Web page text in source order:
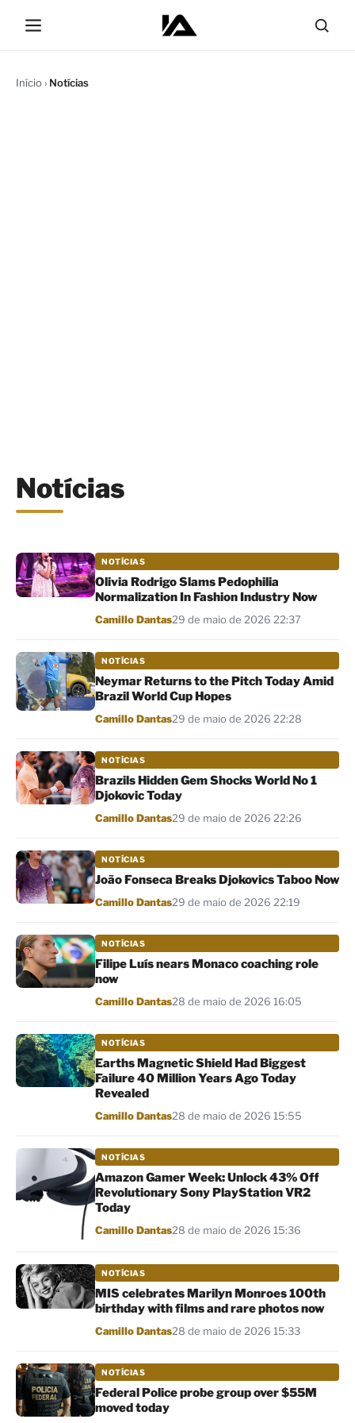
Início› Notícias
Notícias
NOTÍCIAS
Olivia Rodrigo Slams Pedophilia
Normalization In Fashion Industry Now
Por
Camillo Dantas29 de maio de 2026 22:37
NOTÍCIAS
Neymar Returns to the Pitch Today Amid
Brazil World Cup Hopes
Por
Camillo Dantas29 de maio de 2026 22:28
NOTÍCIAS
Brazils Hidden Gem Shocks World No 1
Djokovic Today
Por
Camillo Dantas29 de maio de 2026 22:26
NOTÍCIAS
João Fonseca Breaks Djokovics Taboo Now
Por
Camillo Dantas29 de maio de 2026 22:19
NOTÍCIAS
Filipe Luís nears Monaco coaching role
now
Por
Camillo Dantas28 de maio de 2026 16:05
NOTÍCIAS
Earths Magnetic Shield Had Biggest
Failure 40 Million Years Ago Today
Revealed
Por
Camillo Dantas28 de maio de 2026 15:55
NOTÍCIAS
Amazon Gamer Week: Unlock 43% Off
Revolutionary Sony PlayStation VR2
Today
Por
Camillo Dantas28 de maio de 2026 15:36
NOTÍCIAS
MIS celebrates Marilyn Monroes 100th
birthday with films and rare photos now
Por
Camillo Dantas28 de maio de 2026 15:33
NOTÍCIAS
Federal Police probe group over $55M
moved today